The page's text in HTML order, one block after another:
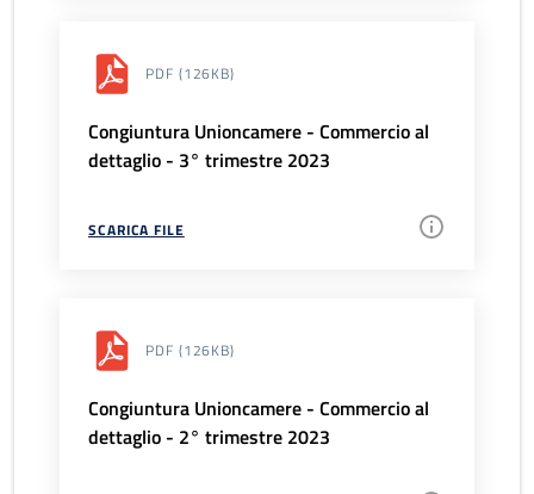
PDF (126KB)
Congiuntura Unioncamere - Commercio al
dettaglio - 3° trimestre 2023
SCARICA FILE
PDF (126KB)
Congiuntura Unioncamere - Commercio al
dettaglio - 2° trimestre 2023